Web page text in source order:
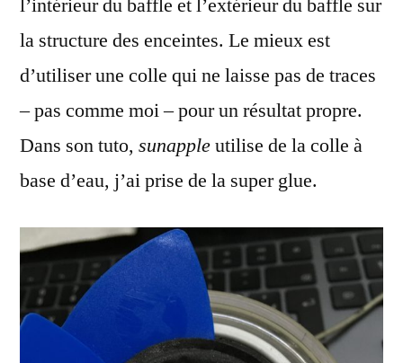
l’intérieur du baffle et l’extérieur du baffle sur
la structure des enceintes. Le mieux est
d’utiliser une colle qui ne laisse pas de traces
– pas comme moi – pour un résultat propre.
Dans son tuto, sunappleutilise de la colle à
base d’eau, j’ai prise de la super glue.